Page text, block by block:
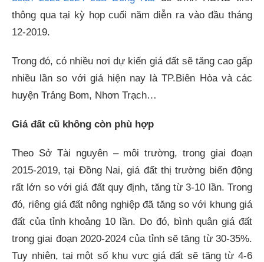
thông qua tại kỳ họp cuối năm diễn ra vào đầu tháng
12-2019.
Trong đó, có nhiều nơi dự kiến giá đất sẽ tăng cao gấp
nhiều lần so với giá hiện nay là TP.Biên Hòa và các
huyện Trảng Bom, Nhơn Trạch…
Giá đất cũ không còn phù hợp
Theo Sở Tài nguyên – môi trường, trong giai đoạn
2015-2019, tại Đồng Nai, giá đất thị trường biến động
rất lớn so với giá đất quy định, tăng từ 3-10 lần. Trong
đó, riêng giá đất nông nghiệp đã tăng so với khung giá
đất của tỉnh khoảng 10 lần. Do đó, bình quân giá đất
trong giai đoạn 2020-2024 của tỉnh sẽ tăng từ 30-35%.
Tuy nhiên, tại một số khu vực giá đất sẽ tăng từ 4-6